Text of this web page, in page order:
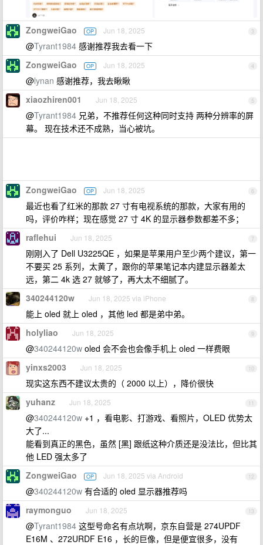
3
ZongweiGao OP Jun 18, 2025
@Tyrant1984 感谢推荐我去看一下
4
ZongweiGao OP Jun 18, 2025
@lynan 感谢推荐，我去瞅瞅
5
xiaozhiren001 Jun 18, 2025
@Tyrant1984 兄弟，不推荐任何这种同时支持 两种分辨率的屏
幕。 现在技术还不成熟，当心被坑。
6
ZongweiGao OP Jun 18, 2025
最近也看了红米的那款 27 寸有电视系统的那款，大家有用的
吗，评价咋样；现在感觉 27 寸 4K 的显示器参数都差不多；
7
raflehui Jun 18, 2025
刚刚入了 Dell U3225QE ，如果是苹果用户至少两个建议，第一
不要买 25 系列，太黄了，跟你的苹果笔记本内建显示器差太
远，第二 4k 选 27 就够了，再大太不细腻了。
8
340244120w Jun 18, 2025 via iPhone
能上 oled 就上 oled ，其他 led 都是弟中弟。
9
holyliao Jun 18, 2025
@340244120w oled 会不会也会像手机上 oled 一样费眼
10
yinxs2003 Jun 18, 2025
现实这东西不建议太贵的（ 2000 以上），降价很快
11
yuhanz Jun 18, 2025
@340244120w +1 ，看电影、打游戏、看照片，OLED 优势太
大了...
能看到真正的黑色，虽然 [黑] 跟纸这种介质还是没法比，但比其
他 LED 强太多了
12
ZongweiGao OP Jun 18, 2025 via Android
@340244120w 有合适的 oled 显示器推荐吗
13
raymonguo Jun 18, 2025
@Tyrant1984 这型号命名有点坑啊，京东自营是 274UPDF
E16M 、272URDF E16 ，长的巨像，但是便宜很多，没有